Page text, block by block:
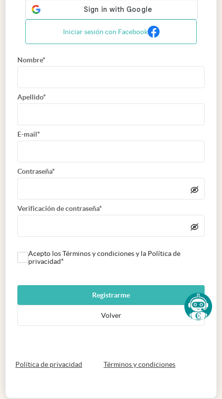
Iniciar sesión con Facebook
Nombre*
Apellido*
E-mail*
Contraseña*
Verificación de contraseña*
Acepto los Términos y condiciones y la Política de
privacidad*
Registrarme
Volver
Política de privacidad abre en nueva pestaña
Términos y condicionesabre en nueva